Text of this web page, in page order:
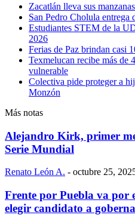
Zacatlán lleva sus
San Pedro Cholula entrega
Estudiantes STEM de la
2026
Ferias de Paz brindan casi
Texmelucan recibe más de
vulnerable
Colectiva pide proteger a
Monzón
Más notas
Alejandro Kirk, primer
Serie Mundial
Renato León A. - octubre 25,
Frente por Puebla va por
elegir candidato a